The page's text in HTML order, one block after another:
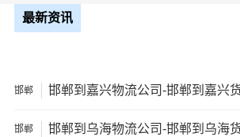
等；
可能需要支付额外的费用来修复或替
最新资讯
邯郸 邯郸到嘉兴物流公司-邯郸到嘉兴
邯郸 邯郸到乌海物流公司-邯郸到乌海